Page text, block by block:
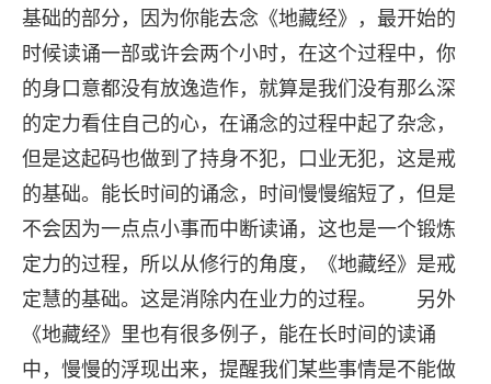
基础的部分，因为你能去念《地藏经》，最开始的
时候读诵一部或许会两个小时，在这个过程中，你
的身口意都没有放逸造作，就算是我们没有那么深
的定力看住自己的心，在诵念的过程中起了杂念，
但是这起码也做到了持身不犯，口业无犯，这是戒
的基础。能长时间的诵念，时间慢慢缩短了，但是
不会因为一点点小事而中断读诵，这也是一个锻炼
定力的过程，所以从修行的角度，《地藏经》是戒
定慧的基础。这是消除内在业力的过程。 另外
《地藏经》里也有很多例子，能在长时间的读诵
中，慢慢的浮现出来，提醒我们某些事情是不能做